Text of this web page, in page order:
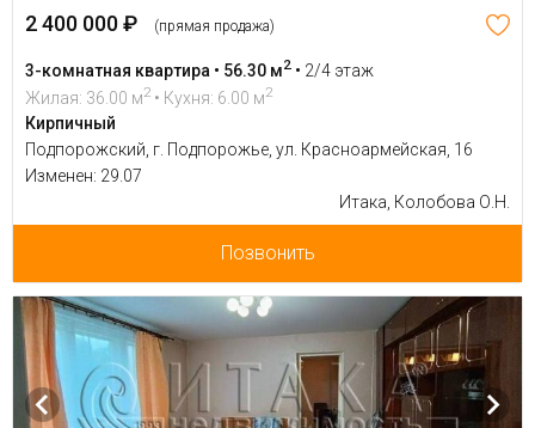
2 400 000 ₽ (прямая продажа)
3-комнатная квартира • 56.30 м2 • 2/4 этаж
Жилая: 36.00 м2 • Кухня: 6.00 м2
Кирпичный
Подпорожский, г. Подпорожье, ул. Красноармейская, 16
Изменен: 29.07
Итака, Колобова О.Н.
Позвонить